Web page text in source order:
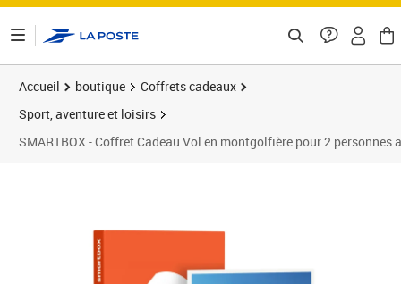
Accueil boutique
Coffrets cadeaux
Sport, aventure et loisirs
SMARTBOX - Coffret Cadeau Vol en montgolfière pour 2 personnes